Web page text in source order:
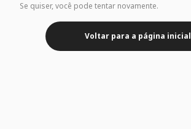
Se quiser, você pode tentar novamente.
Voltar para a página inicial